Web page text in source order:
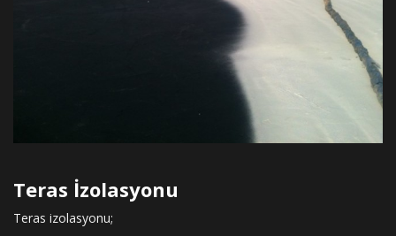
Teras İzolasyonu
Teras izolasyonu;